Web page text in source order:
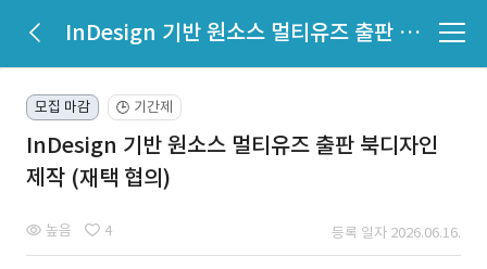
InDesign 기반 원소스 멀티유즈 출판 북디자인 제작 (재택 협의)
모집 마감 🕒 기간제
InDesign 기반 원소스 멀티유즈 출판 북디자인
제작 (재택 협의)
높음 4 등록 일자 2026.06.16.